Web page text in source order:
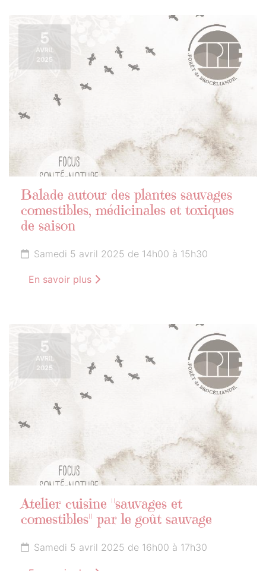
5
AVRIL
2025
Balade autour des plantes sauvages
comestibles, médicinales et toxiques
de saison
Samedi 5 avril 2025 de 14h00 à 15h30
En savoir plus
5
AVRIL
2025
Atelier cuisine "sauvages et
comestibles" par le goût sauvage
Samedi 5 avril 2025 de 16h00 à 17h30